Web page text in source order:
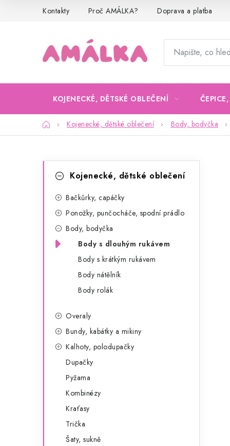
Kontakty Proč AMÁLKA? Doprava a platba
KOJENECKÉ, DĚTSKÉ OBLEČENÍ
DomůKojenecké, dětské oblečení Body, bodyčka
kategorieKojenecké, dětské oblečení
Bačkůrky, capáčky
Ponožky, punčocháče, spodní prádlo
Body, bodyčka
Body s dlouhým rukávem
Body s krátkým rukávem
Body nátělník
Body rolák
Overaly
Bundy, kabátky a mikiny
Kalhoty, polodupačky
Dupačky
Pyžama
Kombinézy
Kraťasy
Trička
Šaty, sukně